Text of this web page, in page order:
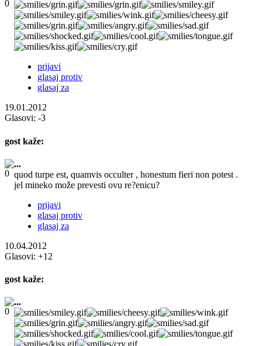
prijavi
glasaj protiv
glasaj za
19.01.2012
Glasovi: -3
gost kaže:
...
quod turpe est, quamvis occulter , honestum fieri non potest .
jel mineko može prevesti ovu re?enicu?
prijavi
glasaj protiv
glasaj za
10.04.2012
Glasovi: +12
gost kaže:
...